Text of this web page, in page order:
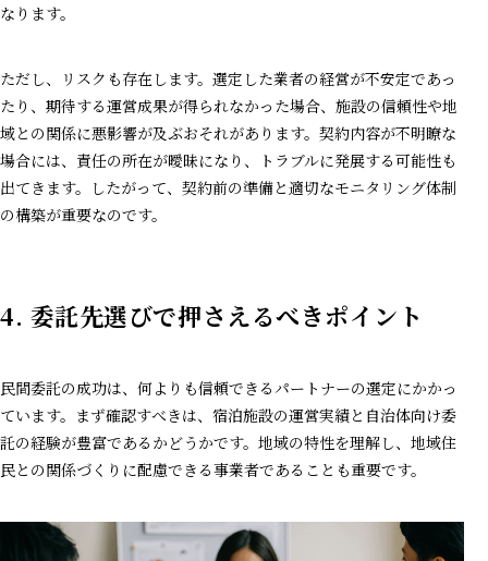
なります。
ただし、リスクも存在します。選定した業者の経営が不安定であっ
たり、期待する運営成果が得られなかった場合、施設の信頼性や地
域との関係に悪影響が及ぶおそれがあります。契約内容が不明瞭な
場合には、責任の所在が曖昧になり、トラブルに発展する可能性も
出てきます。したがって、契約前の準備と適切なモニタリング体制
の構築が重要なのです。
4. 委託先選びで押さえるべきポイント
民間委託の成功は、何よりも信頼できるパートナーの選定にかかっ
ています。まず確認すべきは、宿泊施設の運営実績と自治体向け委
託の経験が豊富であるかどうかです。地域の特性を理解し、地域住
民との関係づくりに配慮できる事業者であることも重要です。